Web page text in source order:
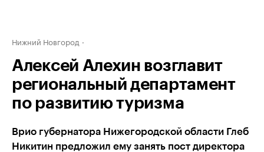
Нижний Новгород
Алексей Алехин возглавит
региональный департамент
по развитию туризма
Врио губернатора Нижегородской области Глеб
Никитин предложил ему занять пост директора